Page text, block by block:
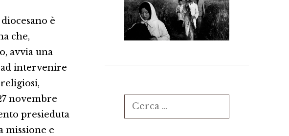
è
che,
avvia una
ad intervenire
novembre
presieduta
missione e
Ricerca
per: